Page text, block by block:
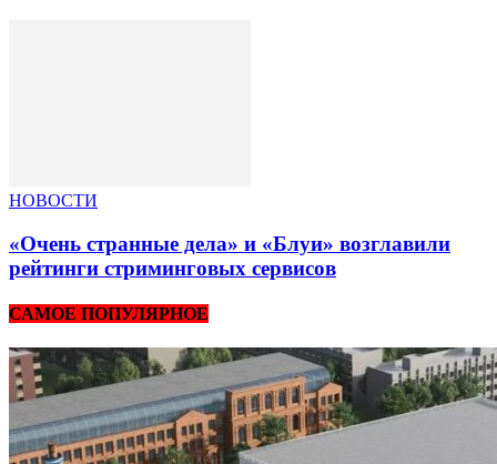
НОВОСТИ
«Очень странные дела» и «Блуи» возглавили
рейтинги стриминговых сервисов
САМОЕ ПОПУЛЯРНОЕ